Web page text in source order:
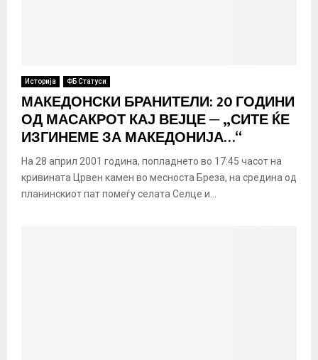
Историја ФБ Статуси
МАКЕДОНСКИ БРАНИТЕЛИ: 20 ГОДИНИ
ОД МАСАКРОТ КАЈ ВЕЈЦЕ ─ „СИТЕ ЌЕ
ИЗГИНЕМЕ ЗА МАКЕДОНИЈА…“
На 28 април 2001 година, попладнето во 17:45 часот на
кривината Црвен камен во месноста Бреза, на средина од
планинскиот пат помеѓу селата Селце и...